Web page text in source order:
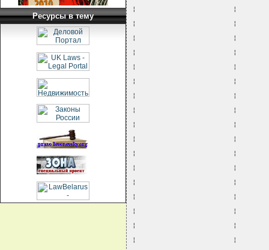
Ресурсы в тему
¦                       ¦
¦                       ¦
¦                       ¦
¦                       ¦
¦                       ¦
¦                       ¦
¦                       ¦
¦                       ¦
¦                       ¦
¦                       ¦
¦                       ¦
¦                       ¦
¦                       ¦
¦                       ¦
¦                       ¦
¦                       ¦
¦                       ¦